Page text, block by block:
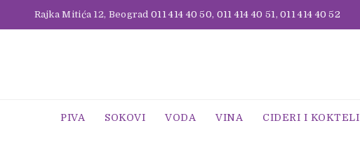
Rajka Mitića 12, Beograd011 414 40 50, 011 414 40 51,011 414 40 52
PIVA SOKOVI VODA VINA CIDERI I KOKTELI